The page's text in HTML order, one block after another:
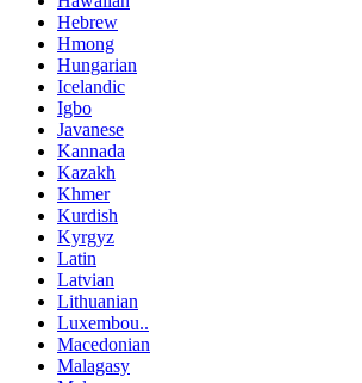
Hebrew
Hmong
Hungarian
Icelandic
Igbo
Javanese
Kannada
Kazakh
Khmer
Kurdish
Kyrgyz
Latin
Latvian
Lithuanian
Luxembou..
Macedonian
Malagasy